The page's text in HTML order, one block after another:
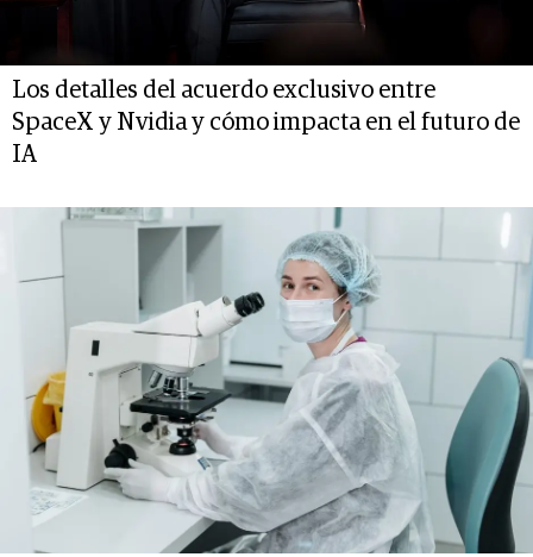
Los detalles del acuerdo exclusivo entre
SpaceX y Nvidia y cómo impacta en el futuro de
IA